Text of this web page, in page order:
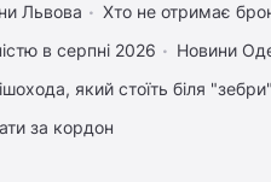
Львова Хто не отримає
в серпні 2026
Новини
який стоїть біля "зебри"
за кордон